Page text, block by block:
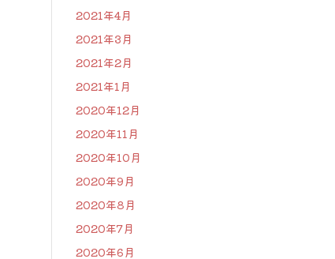
2021年4月
2021年3月
2021年2月
2021年1月
2020年12月
2020年11月
2020年10月
2020年9月
2020年8月
2020年7月
2020年6月